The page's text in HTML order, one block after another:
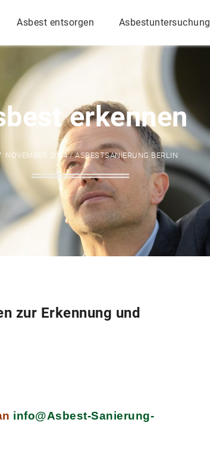
Asbest entsorgen Asbestuntersuchung
erkennen
NOVEMBER 2024 / ASBESTSANIERUNG BERLIN
zur Erkennung und
info@Asbest-Sanierung-